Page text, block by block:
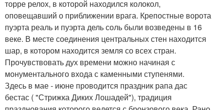
торре релох, в которой находился колокол,
оповещавший о приближении врага. Крепостные ворота
пуэрта реаль и пуэрта дель соль были возведены в 16
веке. В месте соединения центральных стен находится
шар, в котором находится земля со всех стран.
Прочувствовать дух времени можно начиная с
монументального входа с каменными ступенями.
Здесь в мае - июне проводится праздник рапа дас
бестас ( "Стрижка Диких Лошадей"), традиция